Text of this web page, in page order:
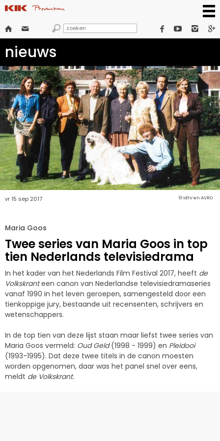
      
nieuws
© IdtV en AVRO
vr 15 sep 2017
Maria Goos
Twee series van Maria Goos in top
tien Nederlands televisiedrama
In het kader van het Nederlands Film Festival 2017, heeft de
Volkskranteen canon van Nederlandse televisiedramaseries
vanaf 1990 in het leven geroepen, samengesteld door een
tienkoppige jury, bestaande uit recensenten, schrijvers en
wetenschappers.
In de top tien van deze lijst staan maar liefst twee series van
Maria Goos vermeld: Oud Geld(1998 - 1999) en Pleidooi
(1993-1995). Dat deze twee titels in de canon moesten
worden opgenomen, daar was het panel snel over eens,
meldt de Volkskrant.